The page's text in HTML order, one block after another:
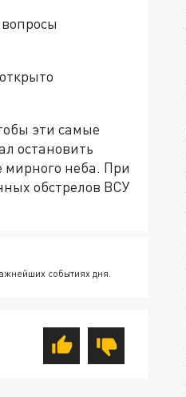
эти самые
остановить
неба. При
обстрелов ВСУ
событиях дня.